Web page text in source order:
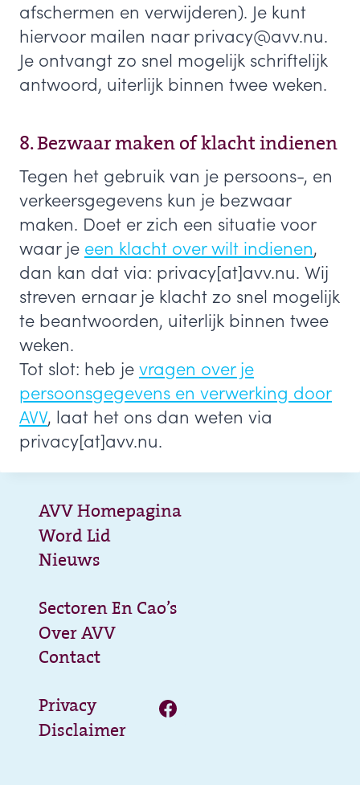
afschermen en verwijderen). Je kunt
hiervoor mailen naar privacy@avv.nu.
Je ontvangt zo snel mogelijk schriftelijk
antwoord, uiterlijk binnen twee weken.
8. Bezwaar maken of klacht indienen
Tegen het gebruik van je persoons-, en
verkeersgegevens kun je bezwaar
maken. Doet er zich een situatie voor
waar je een klacht over wilt indienen,
dan kan dat via: privacy[at]avv.nu. Wij
streven ernaar je klacht zo snel mogelijk
te beantwoorden, uiterlijk binnen twee
weken.
Tot slot: heb je vragen over je
persoonsgegevens en verwerking door
AVV, laat het ons dan weten via
privacy[at]avv.nu.
AVV Homepagina
Word Lid
Nieuws
Sectoren En Cao’s
Over AVV
Contact
Privacy
Disclaimer